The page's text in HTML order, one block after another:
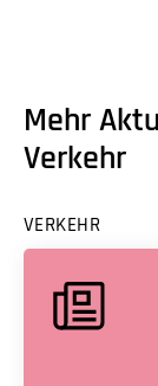
Mehr
Verkehr
VERKEHR